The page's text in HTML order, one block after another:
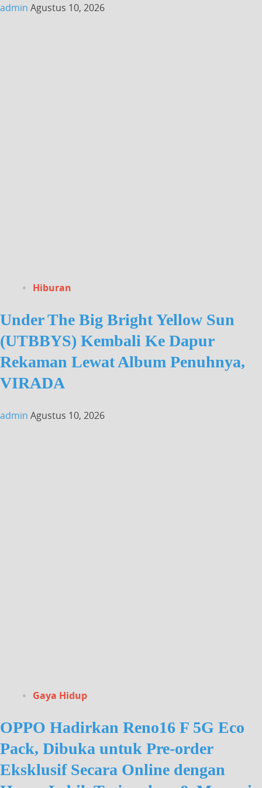
admin Agustus 10, 2026
Hiburan
Under The Big Bright Yellow Sun
(UTBBYS) Kembali Ke Dapur
Rekaman Lewat Album Penuhnya,
VIRADA
admin Agustus 10, 2026
Gaya Hidup
OPPO Hadirkan Reno16 F 5G Eco
Pack, Dibuka untuk Pre-order
Eksklusif Secara Online dengan